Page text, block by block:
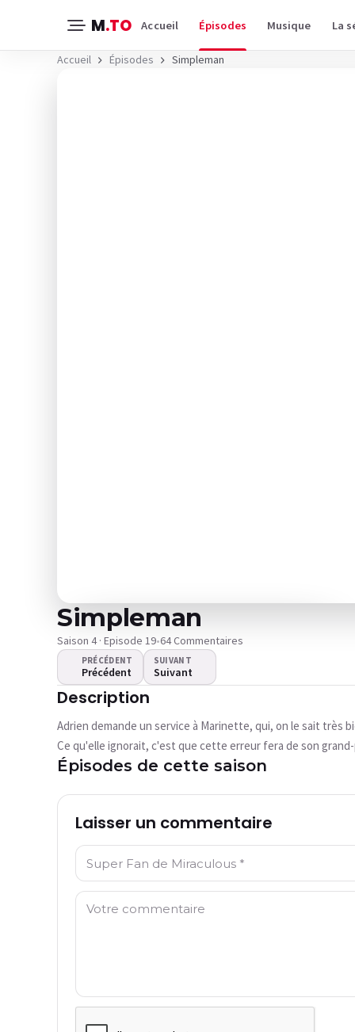
M.TO Accueil Épisodes Musique La
Accueil Épisodes Simpleman
La vidéo ne se lance pas ?
moment
Réessayer
Simpleman
Saison 4 · Episode 19•64 Commentaires
PRÉCÉDENT
Précédent
SUIVANT
Suivant
Description
Adrien demande un service à Marinette, qui, on le sait très
Ce qu'elle ignorait, c'est que cette erreur fera de son
Épisodes de cette saison
Laisser un commentaire
Nom: *
Commentaire: *